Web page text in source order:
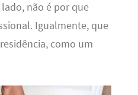
não é por que
Igualmente, que
como um